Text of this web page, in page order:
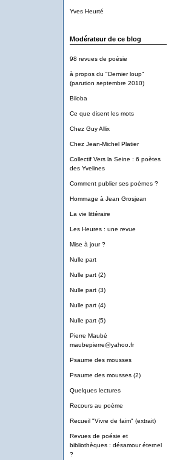
Yves Heurté
Modérateur de ce blog
98 revues de poésie
à propos du "Dernier loup"
(parution septembre 2010)
Biloba
Ce que disent les mots
Chez Guy Allix
Chez Jean-Michel Platier
Collectif Vers la Seine : 6 poètes
des Yvelines
Comment publier ses poèmes ?
Hommage à Jean Grosjean
La vie littéraire
Les Heures : une revue
Mise à jour ?
Nulle part
Nulle part (2)
Nulle part (3)
Nulle part (4)
Nulle part (5)
Pierre Maubé
maubepierre@yahoo.fr
Psaume des mousses
Psaume des mousses (2)
Quelques lectures
Recours au poème
Recueil "Vivre de faim" (extrait)
Revues de poésie et
bibliothèques : désamour éternel
?